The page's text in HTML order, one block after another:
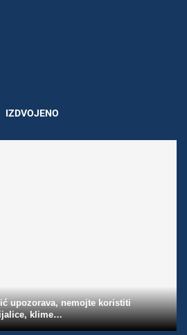
IZDVOJENO
upozorava, nemojte koristiti
klime…